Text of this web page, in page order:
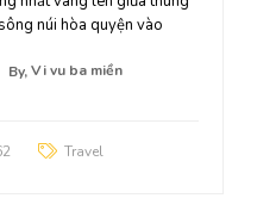
núi hòa quyện vào
By,Vi vu ba miền
Travel